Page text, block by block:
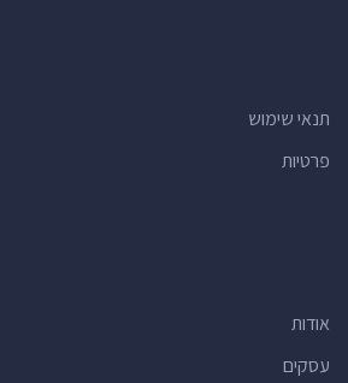
תנאי שימוש
פרטיות
אודות
עסקים